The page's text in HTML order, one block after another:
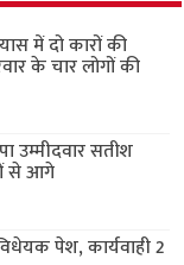
में दो कारों की
के चार लोगों की
उम्मीदवार सतीश
से आगे
पेश, कार्यवाही 2